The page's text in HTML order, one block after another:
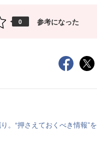
0 参考になった
。“押さえておくべき情報”を